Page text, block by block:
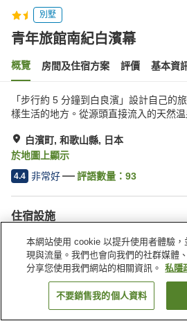
別墅
青年旅館南紀白濱幕
概覽 房間及住宿方案 評價 基本資
「步行約 5 分鐘到白良濱」設計自己的
樣生活的地方。從源頭直接流入的天然温
白濱町, 和歌山縣, 日本
於地圖上顯示
4.4 非常好 評語數量： 93
住宿設施
Wi-Fi
酒吧
指定吸煙區
自動
找客房
本網站使用 cookie 以提升使用者體驗
現與流量。我們也會向我們的社群媒體
分享您使用我們網站的相關資訊。
私隱
不要銷售我的個人資料